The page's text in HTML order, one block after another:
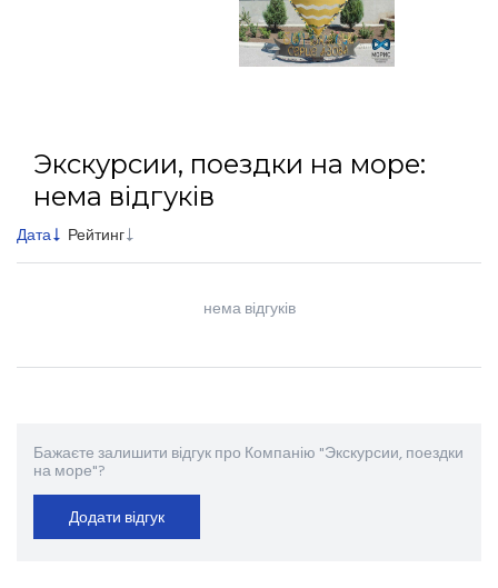
Экскурсии, поездки на море:
нема відгуків
Дата Рейтинг
нема відгуків
Бажаєте залишити відгук про Компанію "Экскурсии, поездки
на море"?
Додати відгук